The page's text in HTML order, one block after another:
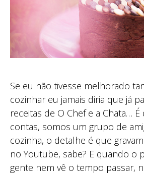
Se eu não tivesse melhorado
cozinhar eu jamais diria que já
receitas de O Chef e a Chata…
contas, somos um grupo de
cozinha, o detalhe é que
no Youtube, sabe? E quando o
gente nem vê o tempo passar,